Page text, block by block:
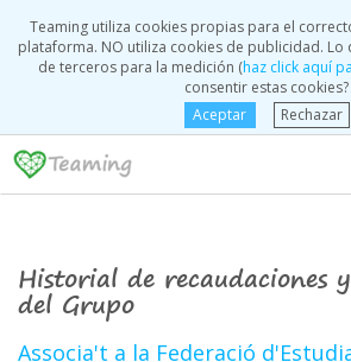
Teaming utiliza cookies propias para el
plataforma. NO utiliza cookies de publicidad. Lo
de terceros para la medición (haz click aquí
consentir estas cookies?
Aceptar
Rechazar
Historial de recaudaciones
del Grupo
Associa't a la Federació